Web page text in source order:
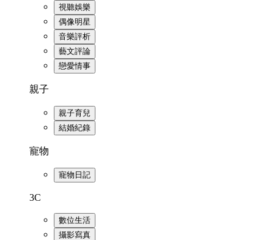
視聽娛樂
偶像明星
音樂評析
藝文評論
戀愛情事
親子
親子育兒
結婚紀錄
寵物
寵物日記
3C
數位生活
攝影寫真